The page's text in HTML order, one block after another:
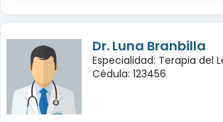
Dr. Luna Branbilla
Especialidad: Terapia del
Cédula: 123456